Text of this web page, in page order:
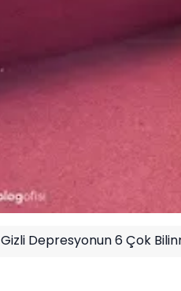
Gizli Depresyonun 6 Çok